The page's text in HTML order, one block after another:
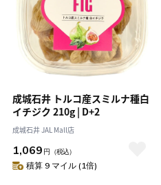
成城石井 トルコ産スミルナ種白
イチジク 210g | D+2
成城石井 JAL Mall店
1,069 円 （税込）
積算 9 マイル (1倍)